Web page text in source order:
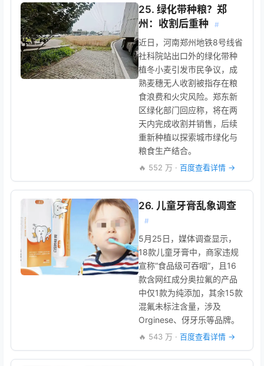
25. 绿化带种粮？郑
州：收割后重种
#
近日，河南郑州地铁8号线省
社科院站出口外的绿化带种
植冬小麦引发市民争议，成
熟麦穗无人收割被指存在粮
食浪费和火灾风险。郑东新
区绿化部门回应称，将在两
天内完成收割并销售，后续
重新种植以探索城市绿化与
粮食生产结合。
🔥 552 万 · 百度查看详情 →
26. 儿童牙膏乱象调查
#
5月25日，媒体调查显示，
18款儿童牙膏中，商家违规
宣称“食品级可吞咽”，且16
款含网红成分奥拉氟的产品
中仅1款为纯添加，其余15款
混氟未标注含量，涉及
Orginese、伢牙乐等品牌。
🔥 543 万 · 百度查看详情 →